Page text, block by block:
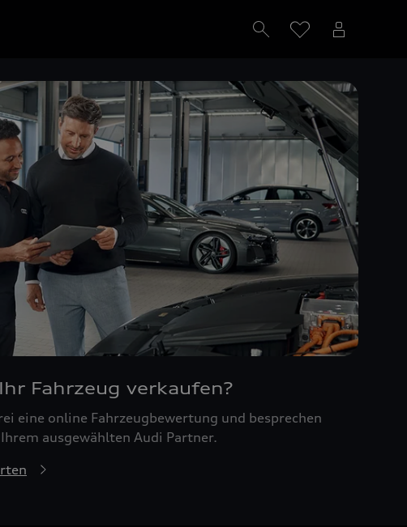
Fahrzeug verkaufen?
eine online Fahrzeugbewertung und besprechen
ausgewählten Audi Partner.